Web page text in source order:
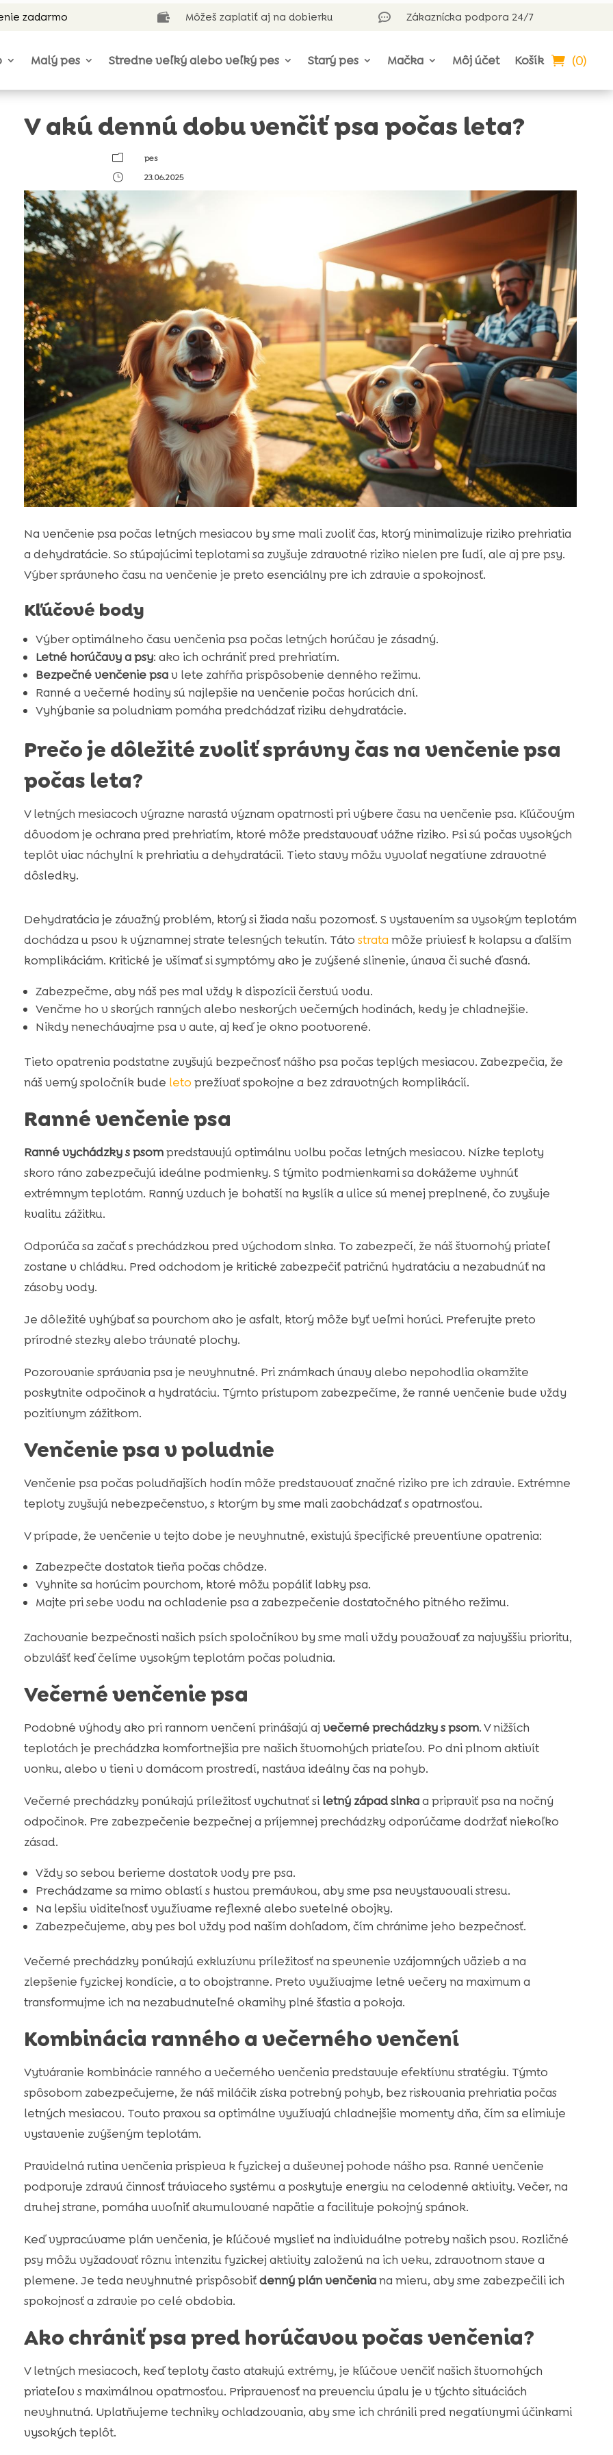
zadarmo  Môžeš zaplatiť aj na dobierku  Zákaznícka podpora 24/7
Malý pes Stredne veľký alebo veľký pes Starý pes Mačka Môj účet Košík (0)
V akú dennú dobu venčiť psa počas leta?
m
pes
}
23.06.2025
Na venčenie psa počas letných mesiacov by sme mali zvoliť čas, ktorý minimalizuje riziko prehriatia
a dehydratácie. So stúpajúcimi teplotami sa zvyšuje zdravotné riziko nielen pre ľudí, ale aj pre psy.
Výber správneho času na venčenie je preto esenciálny pre ich zdravie a spokojnosť.
Kľúčové body
Výber optimálneho času venčenia psa počas letných horúčav je zásadný.
Letné horúčavy a psy: ako ich ochrániť pred prehriatím.
Bezpečné venčenie psav lete zahŕňa prispôsobenie denného režimu.
Ranné a večerné hodiny sú najlepšie na venčenie počas horúcich dní.
Vyhýbanie sa poludniam pomáha predchádzať riziku dehydratácie.
Prečo je dôležité zvoliť správny čas na venčenie psa
počas leta?
V letných mesiacoch výrazne narastá význam opatrnosti pri výbere času na venčenie psa. Kľúčovým
dôvodom je ochrana pred prehriatím, ktoré môže predstavovať vážne riziko. Psi sú počas vysokých
teplôt viac náchylní k prehriatiu a dehydratácii. Tieto stavy môžu vyvolať negatívne zdravotné
dôsledky.
Dehydratácia je závažný problém, ktorý si žiada našu pozornosť. S vystavením sa vysokým teplotám
dochádza u psov k významnej strate telesných tekutín. Táto strata môže priviesť k kolapsu a ďalším
komplikáciám. Kritické je všímať si symptómy ako je zvýšené slinenie, únava či suché ďasná.
Zabezpečme, aby náš pes mal vždy k dispozícii čerstvú vodu.
Venčme ho v skorých ranných alebo neskorých večerných hodinách, kedy je chladnejšie.
Nikdy nenechávajme psa v aute, aj keď je okno pootvorené.
Tieto opatrenia podstatne zvyšujú bezpečnosť nášho psa počas teplých mesiacov. Zabezpečia, že
náš verný spoločník bude leto prežívať spokojne a bez zdravotných komplikácií.
Ranné venčenie psa
Ranné vychádzky s psompredstavujú optimálnu volbu počas letných mesiacov. Nízke teploty
skoro ráno zabezpečujú ideálne podmienky. S týmito podmienkami sa dokážeme vyhnúť
extrémnym teplotám. Ranný vzduch je bohatší na kyslík a ulice sú menej preplnené, čo zvyšuje
kvalitu zážitku.
Odporúča sa začať s prechádzkou pred východom slnka. To zabezpečí, že náš štvornohý priateľ
zostane v chládku. Pred odchodom je kritické zabezpečiť patričnú hydratáciu a nezabudnúť na
zásoby vody.
Je dôležité vyhýbať sa povrchom ako je asfalt, ktorý môže byť veľmi horúci. Preferujte preto
prírodné stezky alebo trávnaté plochy.
Pozorovanie správania psa je nevyhnutné. Pri známkach únavy alebo nepohodlia okamžite
poskytnite odpočinok a hydratáciu. Týmto prístupom zabezpečíme, že ranné venčenie bude vždy
pozitívnym zážitkom.
Venčenie psa v poludnie
Venčenie psa počas poludňajších hodín môže predstavovať značné riziko pre ich zdravie. Extrémne
teploty zvyšujú nebezpečenstvo, s ktorým by sme mali zaobchádzať s opatrnosťou.
V prípade, že venčenie v tejto dobe je nevyhnutné, existujú špecifické preventívne opatrenia:
Zabezpečte dostatok tieňa počas chôdze.
Vyhnite sa horúcim povrchom, ktoré môžu popáliť labky psa.
Majte pri sebe vodu na ochladenie psa a zabezpečenie dostatočného pitného režimu.
Zachovanie bezpečnosti našich psích spoločníkov by sme mali vždy považovať za najvyššiu prioritu,
obzvlášť keď čelíme vysokým teplotám počas poludnia.
Večerné venčenie psa
Podobné výhody ako pri rannom venčení prinášajú aj večerné prechádzky s psom. V nižších
teplotách je prechádzka komfortnejšia pre našich štvornohých priateľov. Po dni plnom aktivít
vonku, alebo v tieni v domácom prostredí, nastáva ideálny čas na pohyb.
Večerné prechádzky ponúkajú príležitosť vychutnať si letný západ slnkaa pripraviť psa na nočný
odpočinok. Pre zabezpečenie bezpečnej a príjemnej prechádzky odporúčame dodržať niekoľko
zásad.
Vždy so sebou berieme dostatok vody pre psa.
Prechádzame sa mimo oblastí s hustou premávkou, aby sme psa nevystavovali stresu.
Na lepšiu viditeľnosť využívame reflexné alebo svetelné obojky.
Zabezpečujeme, aby pes bol vždy pod naším dohľadom, čím chránime jeho bezpečnosť.
Večerné prechádzky ponúkajú exkluzívnu príležitosť na spevnenie vzájomných väzieb a na
zlepšenie fyzickej kondície, a to obojstranne. Preto využívajme letné večery na maximum a
transformujme ich na nezabudnuteľné okamihy plné šťastia a pokoja.
Kombinácia ranného a večerného venčení
Vytváranie kombinácie ranného a večerného venčenia predstavuje efektívnu stratégiu. Týmto
spôsobom zabezpečujeme, že náš miláčik získa potrebný pohyb, bez riskovania prehriatia počas
letných mesiacov. Touto praxou sa optimálne využívajú chladnejšie momenty dňa, čím sa elimiuje
vystavenie zvýšeným teplotám.
Pravidelná rutina venčenia prispieva k fyzickej a duševnej pohode nášho psa. Ranné venčenie
podporuje zdravú činnosť tráviaceho systému a poskytuje energiu na celodenné aktivity. Večer, na
druhej strane, pomáha uvoľniť akumulované napätie a facilituje pokojný spánok.
Keď vypracúvame plán venčenia, je kľúčové myslieť na individuálne potreby našich psov. Rozličné
psy môžu vyžadovať rôznu intenzitu fyzickej aktivity založenú na ich veku, zdravotnom stave a
plemene. Je teda nevyhnutné prispôsobiťdenný plán venčeniana mieru, aby sme zabezpečili ich
spokojnosť a zdravie po celé obdobia.
Ako chrániť psa pred horúčavou počas venčenia?
V letných mesiacoch, keď teploty často atakujú extrémy, je kľúčove venčiť našich štvornohých
priateľov s maximálnou opatrnosťou. Pripravenosť na prevenciu úpalu je v týchto situáciách
nevyhnutná. Uplatňujeme techniky ochladzovania, aby sme ich chránili pred negatívnymi účinkami
vysokých teplôt.